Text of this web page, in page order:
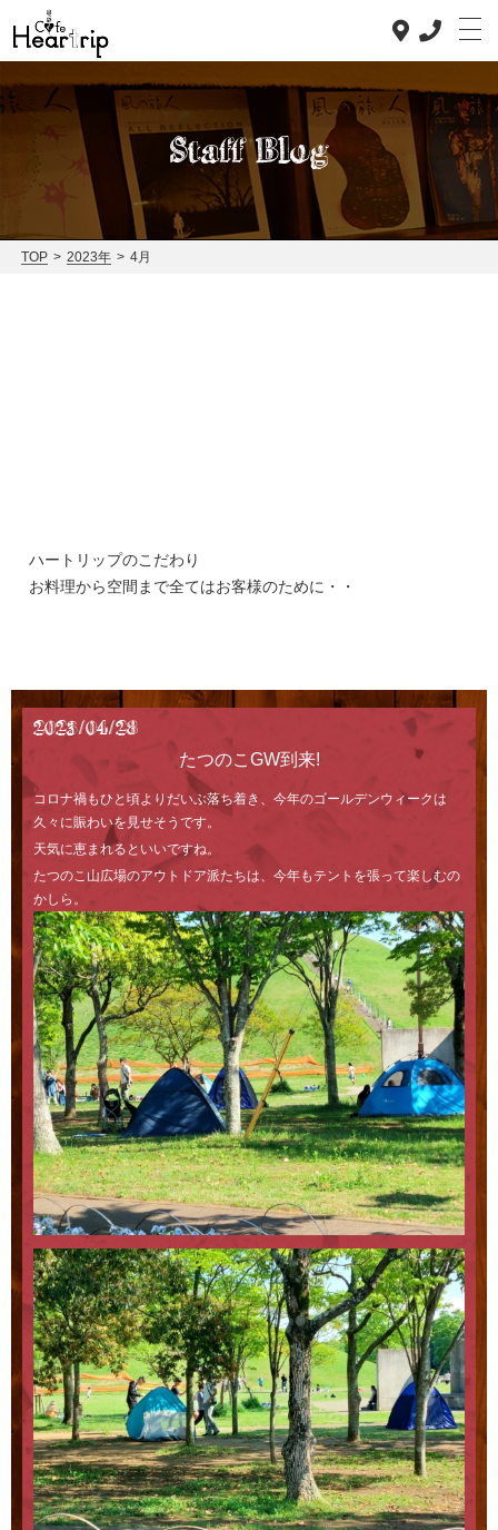
Staff Blog
TOP > 2023年 > 4月
ハートリップのこだわり
お料理から空間まで全てはお客様のために・・
2023/04/28
たつのこGW到来!
コロナ禍もひと頃よりだいぶ落ち着き、今年のゴールデンウィークは
久々に賑わいを見せそうです。
天気に恵まれるといいですね。
たつのこ山広場のアウトドア派たちは、今年もテントを張って楽しむの
かしら。